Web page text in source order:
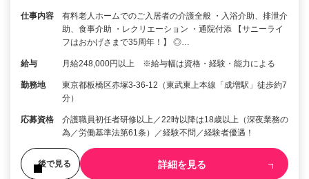
仕事内容
有料老人ホームでのご入居者の介護全般 ・入浴介助、排泄介
助、食事介助 ・レクリエーション ・通院付添 【サニーライ
フはおかげさまで35周年！】 ◎…
給与 月給248,000円以上 ※給与幅は資格・経験・能力による
勤務地
東京都板橋区赤塚3-36-12（東武東上本線「成増駅」徒歩約7
分）
応募資格
介護職員初任者研修以上／22時以降は18歳以上（深夜業務の
為／労働基準法第61条）／経験不問／経験者優遇！
後で見る 詳細を見る